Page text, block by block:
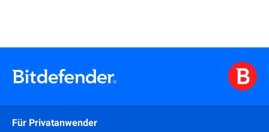
Für Privatanwender